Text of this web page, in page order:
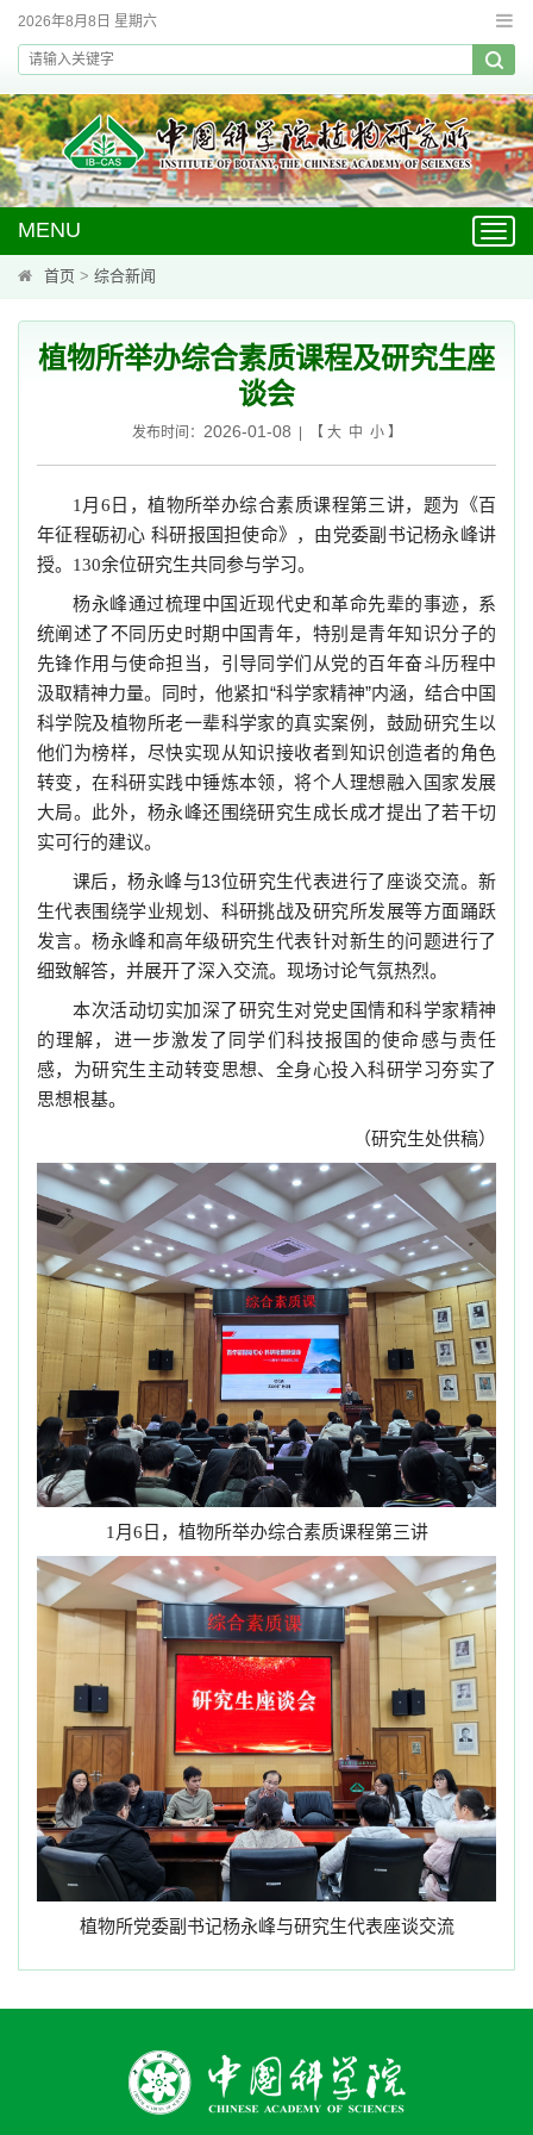
2026年8月8日 星期六
MENU
首页 > 综合新闻
植物所举办综合素质课程及研究生座
谈会
发布时间： 2026-01-08 | 【 大 中 小】
1 月 6 日，植物所举办综合素质课程第三讲，题为《百
年征程砺初心 科研报国担使命》，由党委副书记杨永峰讲
授。 130余位研究生共同参与学习。
杨永峰通过梳理中国近现代史和革命先辈的事迹，系
统阐述了不同历史时期中国青年，特别是青年知识分子的
先锋作用与使命担当，引导同学们从党的百年奋斗历程中
汲取精神力量。同时，他紧扣“科学家精神”内涵，结合中国
科学院及植物所老一辈科学家的真实案例，鼓励研究生以
他们为榜样，尽快实现从知识接收者到知识创造者的角色
转变，在科研实践中锤炼本领，将个人理想融入国家发展
大局。此外，杨永峰还围绕研究生成长成才提出了若干切
实可行的建议。
课后，杨永峰与13位研究生代表进行了座谈交流。新
生代表围绕学业规划、科研挑战及研究所发展等方面踊跃
发言。杨永峰和高年级研究生代表针对新生的问题进行了
细致解答，并展开了深入交流。现场讨论气氛热烈。
本次活动切实加深了研究生对党史国情和科学家精神
的理解，进一步激发了同学们科技报国的使命感与责任
感，为研究生主动转变思想、全身心投入科研学习夯实了
思想根基。
（研究生处供稿）
1 月6 日，植物所举办综合素质课程第三讲
植物所党委副书记杨永峰与研究生代表座谈交流